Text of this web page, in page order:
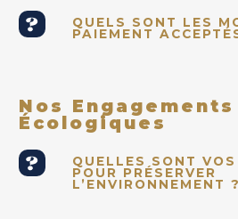
QUELS SONT LES
PAIEMENT
Nos Engagements
Écologiques
QUELLES SONT
POUR PRÉSERVER
L’ENVIRONNEMENT ?